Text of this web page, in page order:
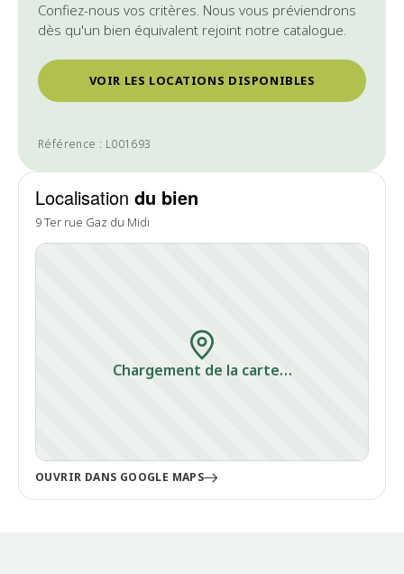
Confiez-nous vos critères. Nous vous préviendrons
dès qu'un bien équivalent rejoint notre catalogue.
VOIR LES LOCATIONS DISPONIBLES
Référence : L001693
Localisation du bien
9 Ter rue Gaz du Midi
Chargement de la carte…
OUVRIR DANS GOOGLE MAPS